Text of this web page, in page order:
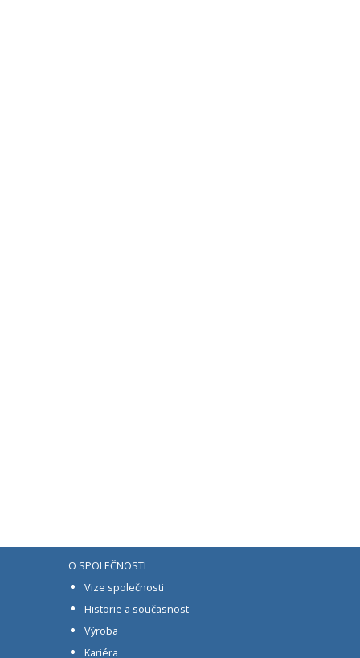
O SPOLEČNOSTI
Vize společnosti
Historie a současnost
Výroba
Kariéra